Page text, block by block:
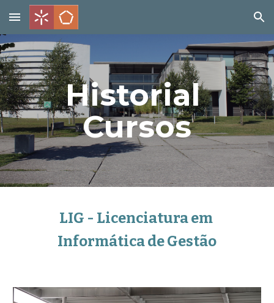
Skip to main content Skip to navigation
Historial
Cursos
LIG - Licenciatura em
Informática de Gestão